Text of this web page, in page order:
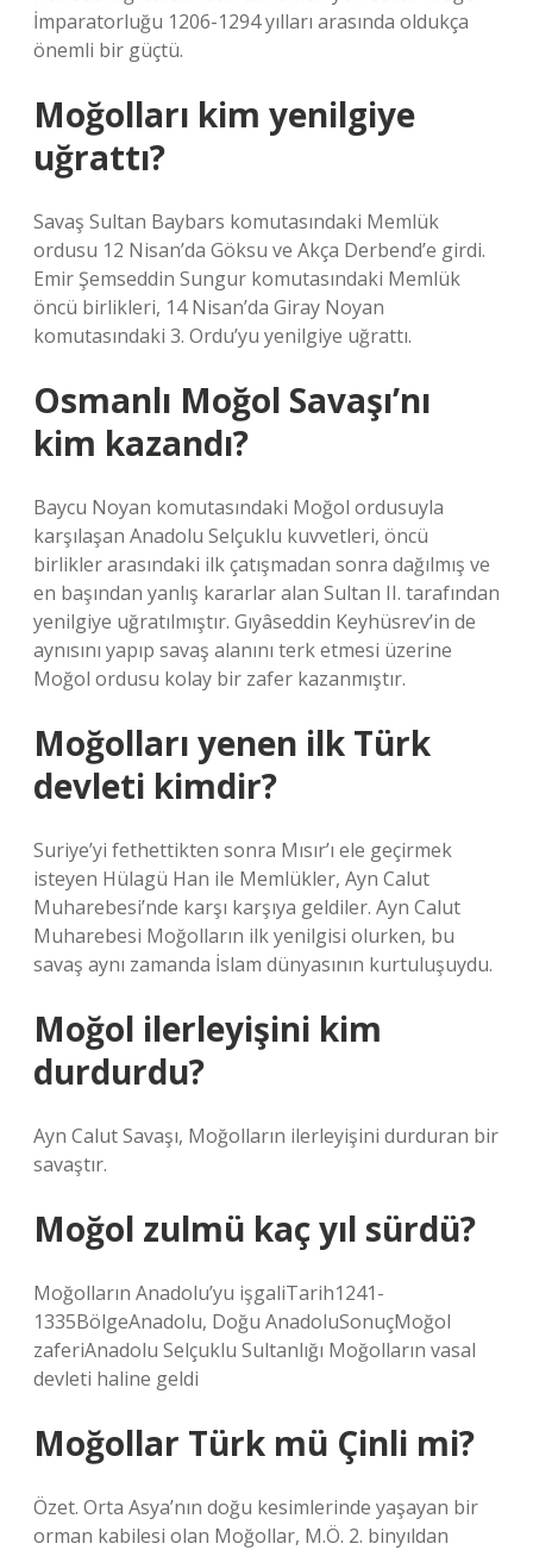
İmparatorluğu 1206-1294 yılları arasında oldukça
önemli bir güçtü.
Moğolları kim yenilgiye
uğrattı?
Savaş Sultan Baybars komutasındaki Memlük
ordusu 12 Nisan’da Göksu ve Akça Derbend’e girdi.
Emir Şemseddin Sungur komutasındaki Memlük
öncü birlikleri, 14 Nisan’da Giray Noyan
komutasındaki 3. Ordu’yu yenilgiye uğrattı.
Osmanlı Moğol Savaşı’nı
kim kazandı?
Baycu Noyan komutasındaki Moğol ordusuyla
karşılaşan Anadolu Selçuklu kuvvetleri, öncü
birlikler arasındaki ilk çatışmadan sonra dağılmış ve
en başından yanlış kararlar alan Sultan II. tarafından
yenilgiye uğratılmıştır. Gıyâseddin Keyhüsrev’in de
aynısını yapıp savaş alanını terk etmesi üzerine
Moğol ordusu kolay bir zafer kazanmıştır.
Moğolları yenen ilk Türk
devleti kimdir?
Suriye’yi fethettikten sonra Mısır’ı ele geçirmek
isteyen Hülagü Han ile Memlükler, Ayn Calut
Muharebesi’nde karşı karşıya geldiler. Ayn Calut
Muharebesi Moğolların ilk yenilgisi olurken, bu
savaş aynı zamanda İslam dünyasının kurtuluşuydu.
Moğol ilerleyişini kim
durdurdu?
Ayn Calut Savaşı, Moğolların ilerleyişini durduran bir
savaştır.
Moğol zulmü kaç yıl sürdü?
Moğolların Anadolu’yu işgaliTarih1241-
1335BölgeAnadolu, Doğu AnadoluSonuçMoğol
zaferiAnadolu Selçuklu Sultanlığı Moğolların vasal
devleti haline geldi
Moğollar Türk mü Çinli mi?
Özet. Orta Asya’nın doğu kesimlerinde yaşayan bir
orman kabilesi olan Moğollar, M.Ö. 2. binyıldan